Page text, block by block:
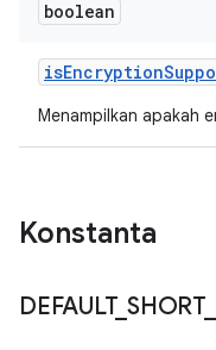
boolean
isEncryption
Menampilkan apakah
Konstanta
DEFAULT_ SHORT_